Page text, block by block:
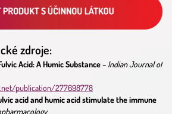
zdroje:
Acid: A Humic Substance– Indian Journal of
publication/277698778
acid and humic acid stimulate the immune